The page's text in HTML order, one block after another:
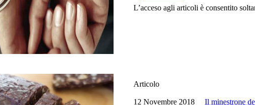
L’acceso agli articoli è consentito
Articolo
12 Novembre 2018 Il minestrone